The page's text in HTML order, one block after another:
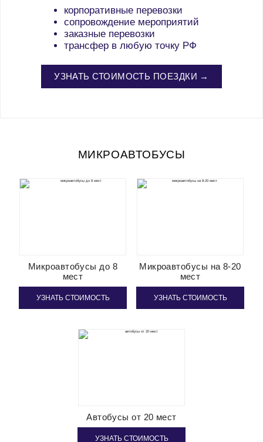
корпоративные перевозки
сопровождение мероприятий
заказные перевозки
трансфер в любую точку РФ
УЗНАТЬ СТОИМОСТЬ ПОЕЗДКИ →
МИКРОАВТОБУСЫ
Микроавтобусы до 8
мест
УЗНАТЬ СТОИМОСТЬ
Микроавтобусы на 8-20
мест
УЗНАТЬ СТОИМОСТЬ
Автобусы от 20 мест
УЗНАТЬ СТОИМОСТЬ